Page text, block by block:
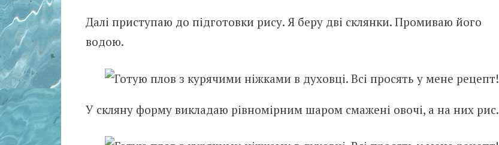
Далі приступаю до підготовки рису. Я беру дві склянки. Промиваю його
водою.
У скляну форму викладаю рівномірним шаром смажені овочі, а на них рис.